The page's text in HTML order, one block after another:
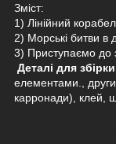
Зміст:
1) Лінійний
2) Морські битви в
3) Приступаємо до
Деталі для збірки
елементами.,
карронади), клей,